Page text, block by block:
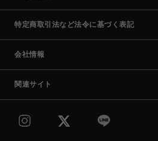
特定商取引法など法令に基づく表記
会社情報
関連サイト